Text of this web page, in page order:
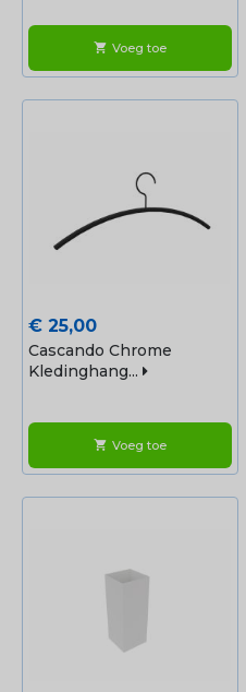
shopping_cart Voeg toe
Prijs
€ 25,00
Cascando Chrome
Kledinghang...
shopping_cart Voeg toe